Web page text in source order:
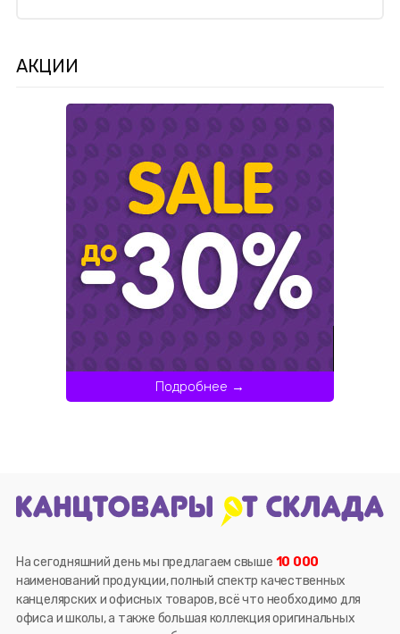
АКЦИИ
Подробнее →
На сегодняшний день мы предлагаем свыше 10 000
наименований продукции, полный спектр качественных
канцелярских и офисных товаров, всё что необходимо для
офиса и школы, а также большая коллекция оригинальных